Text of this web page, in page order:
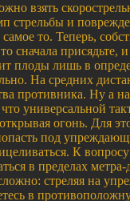
взять
стрельбы и
самое то. Теперь,
сначала
плоды лишь в
На средних
противника. Ну а
универсальной
огонь. Для
под
К
в пределах
стреляя на
в